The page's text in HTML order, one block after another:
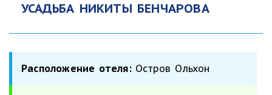
УСАДЬБА НИКИТЫ БЕНЧАРОВА
Расположение отеля: Остров Ольхон